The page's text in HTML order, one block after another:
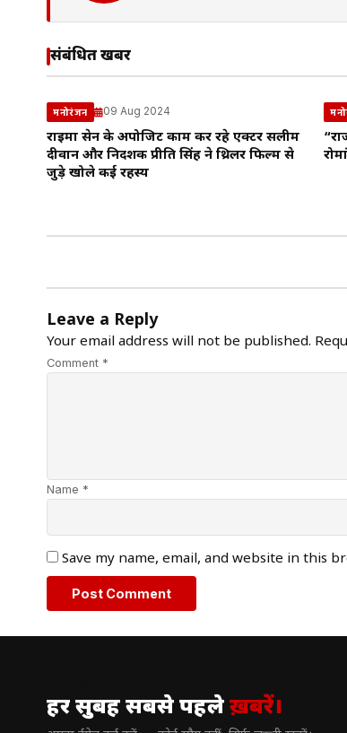
संबंधित खबरें
मनोरंजन 09 Aug 2024
राइमा सेन के अपोजिट काम कर रहे एक्टर सलीम
दीवान और निर्देशक प्रीति सिंह ने थ्रिलर फिल्म से
जुड़े खोले कई रहस्य
Leave a Reply
Your email address will not be published.
Comment *
Name *
Save my name, email, and website in this
हर सुबह सबसे पहलेख़बरें।